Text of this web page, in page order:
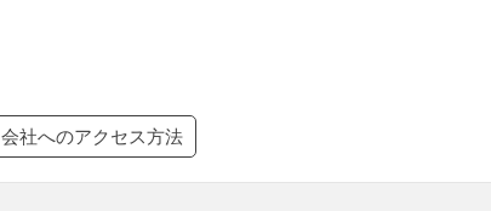
会社へのアクセス方法